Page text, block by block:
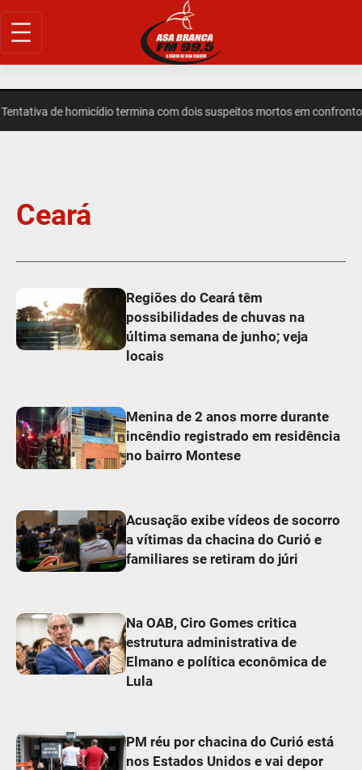
de homicídio termina com dois suspeitos mortos em confronto
Ceará
Regiões do Ceará têm
possibilidades de chuvas na
última semana de junho; veja
locais
Menina de 2 anos morre durante
incêndio registrado em residência
no bairro Montese
Acusação exibe vídeos de socorro
a vítimas da chacina do Curió e
familiares se retiram do júri
Na OAB, Ciro Gomes critica
estrutura administrativa de
Elmano e política econômica de
Lula
PM réu por chacina do Curió está
nos Estados Unidos e vai depor